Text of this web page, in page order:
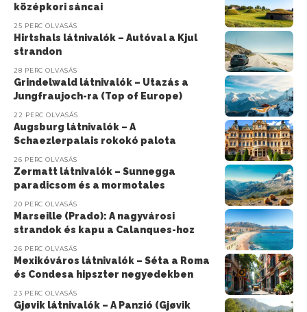
középkori sáncai
25 PERC OLVASÁS
Hirtshals látnivalók – Autóval a Kjul
strandon
28 PERC OLVASÁS
Grindelwald látnivalók – Utazás a
Jungfraujoch-ra (Top of Europe)
22 PERC OLVASÁS
Augsburg látnivalók – A
Schaezlerpalais rokokó palota
26 PERC OLVASÁS
Zermatt látnivalók – Sunnegga
paradicsom és a mormotales
20 PERC OLVASÁS
Marseille (Prado): A nagyvárosi
strandok és kapu a Calanques-hoz
26 PERC OLVASÁS
Mexikóváros látnivalók – Séta a Roma
és Condesa hipszter negyedekben
23 PERC OLVASÁS
Gjøvik látnivalók – A Panzió (Gjøvik